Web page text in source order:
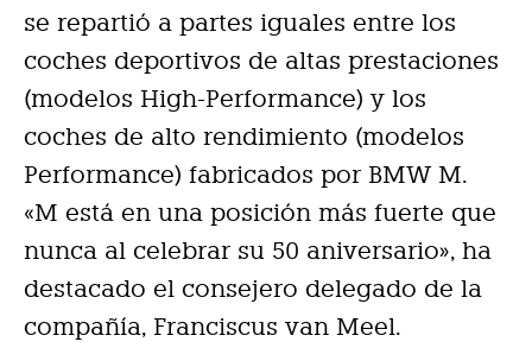
se repartió a partes iguales entre los
coches deportivos de altas prestaciones
(modelos High-Performance) y los
coches de alto rendimiento (modelos
Performance) fabricados por BMW M.
«M está en una posición más fuerte que
nunca al celebrar su 50 aniversario», ha
destacado el consejero delegado de la
compañía, Franciscus van Meel.